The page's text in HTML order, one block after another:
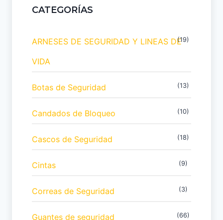
CATEGORÍAS
ARNESES DE SEGURIDAD Y LINEAS DE
VIDA
(19)
Botas de Seguridad (13)
Candados de Bloqueo (10)
Cascos de Seguridad (18)
Cintas (9)
Correas de Seguridad (3)
Guantes de seguridad (66)